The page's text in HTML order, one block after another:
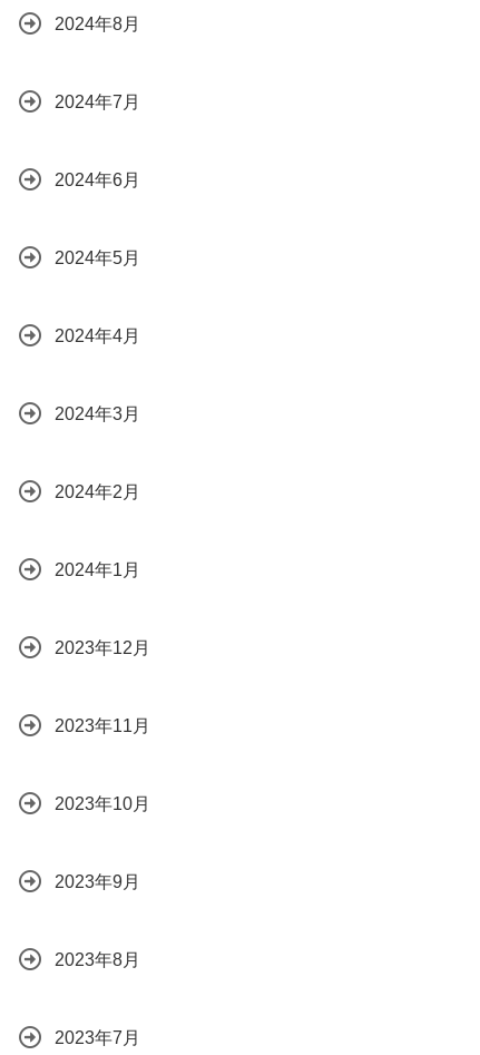
2024年8月
2024年7月
2024年6月
2024年5月
2024年4月
2024年3月
2024年2月
2024年1月
2023年12月
2023年11月
2023年10月
2023年9月
2023年8月
2023年7月